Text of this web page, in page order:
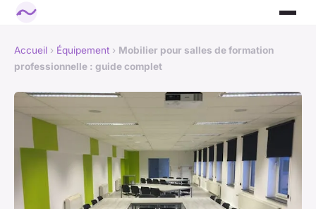
Accueil › Équipement › Mobilier pour salles de formation
professionnelle : guide complet